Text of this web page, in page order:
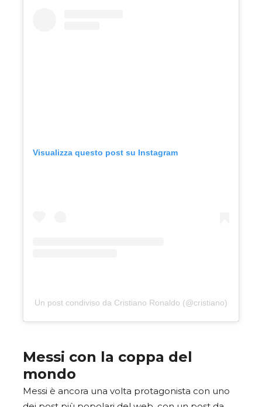
Visualizza questo post su Instagram
Un post condiviso da Cristiano Ronaldo (@cristiano)
Messi con la coppa del
mondo
Messi è ancora una volta protagonista con uno